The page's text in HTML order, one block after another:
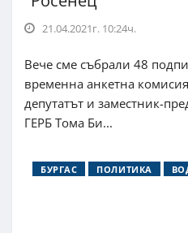
21.04.2021г. 10:24ч.
Вече сме събрали 48
временна анкетна
депутатът и заместник-
ГЕРБ Тома Би...
БУРГАС ПОЛИТИКА